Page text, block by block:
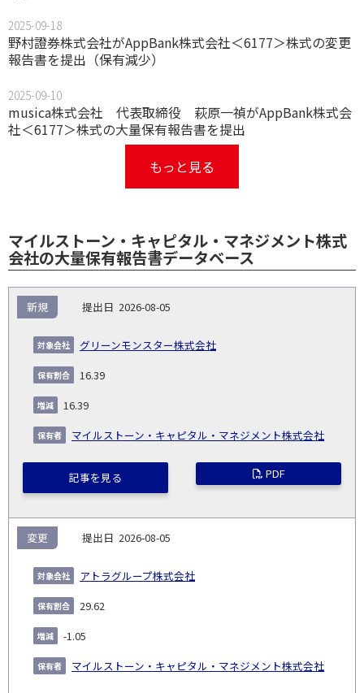
2025-09-18
野村證券株式会社がAppBank株式会社＜6177＞株式の変更
報告書を提出（保有減少）
2025-09-10
musica株式会社 代表取締役 萩原一禎がAppBank株式会
社＜6177＞株式の大量保有報告書を提出
もっと見る
マイルストーン・キャピタル・マネジメント株式
会社の大量保有報告書データベース
NO.
告
義
務
発
生
日
出
コー
象
業
種
2026-08-05
グリーンモンスター株式会社
新規
16.39
16.39
マイルストーン・キャピタル・マネジメント株式会社
記事を見る PDF
2026-08-05
アトラグループ株式会社
変更
29.62
-1.05
マイルストーン・キャピタル・マネジメント株式会社